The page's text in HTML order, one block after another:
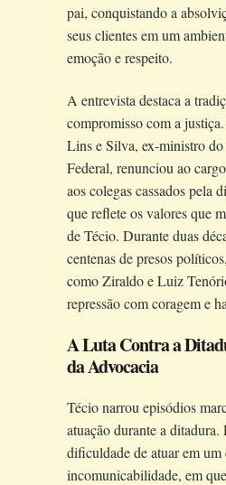
pai, conquistando a
seus clientes em um
emoção e respeito.
A entrevista destaca a
compromisso com a
Lins e Silva, ex-ministro
Federal, renunciou ao
aos colegas cassados pela
que reflete os valores que
de Técio. Durante duas
centenas de presos
como Ziraldo e Luiz
repressão com coragem e
A Luta Contra a
da Advocacia
Técio narrou episódios
atuação durante a ditadura.
dificuldade de atuar em um
incomunicabilidade, em